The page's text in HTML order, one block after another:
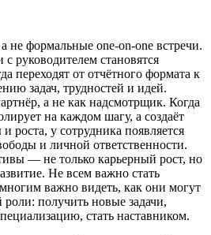
не формальные one-on-one встречи.
с руководителем становятся
переходят от отчётного формата к
задач, трудностей и идей.
а не как надсмотрщик. Когда
на каждом шагу, а создаёт
роста, у сотрудника появляется
и личной ответственности.
— не только карьерный рост, но
Не всем важно стать
важно видеть, как они могут
роли: получить новые задачи,
стать наставником.